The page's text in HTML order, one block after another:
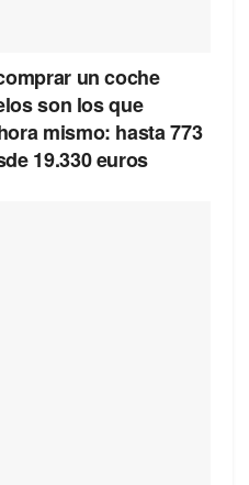
un coche
son los que
mismo: hasta 773
19.330 euros